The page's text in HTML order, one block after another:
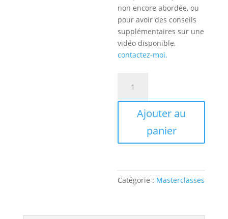
non encore abordée, ou
pour avoir des conseils
supplémentaires sur une
vidéo disponible,
contactez-moi.
Chopin
Ajouter au
panier
Catégorie : Masterclasses